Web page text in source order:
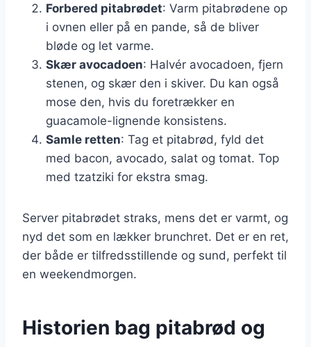
Forbered pitabrødet: Varm pitabrødene op
i ovnen eller på en pande, så de bliver
bløde og let varme.
Skær avocadoen: Halvér avocadoen, fjern
stenen, og skær den i skiver. Du kan også
mose den, hvis du foretrækker en
guacamole-lignende konsistens.
Samle retten: Tag et pitabrød, fyld det
med bacon, avocado, salat og tomat. Top
med tzatziki for ekstra smag.
Server pitabrødet straks, mens det er varmt, og
nyd det som en lækker brunchret. Det er en ret,
der både er tilfredsstillende og sund, perfekt til
en weekendmorgen.
Historien bag pitabrød og